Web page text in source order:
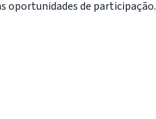
oportunidades de participação.